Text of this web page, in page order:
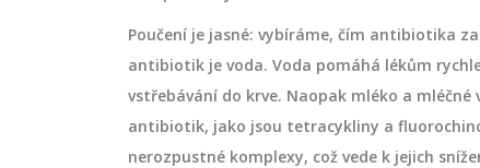
Poučení je jasné: vybíráme, čím antibiotika
antibiotik je voda. Voda pomáhá lékům
vstřebávání do krve. Naopak mléko a
antibiotik, jako jsou tetracykliny a
nerozpustné komplexy, což vede k jejich